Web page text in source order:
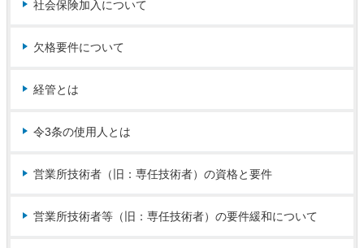
社会保険加入について
欠格要件について
経管とは
令3条の使用人とは
営業所技術者（旧：専任技術者）の資格と要件
営業所技術者等（旧：専任技術者）の要件緩和について